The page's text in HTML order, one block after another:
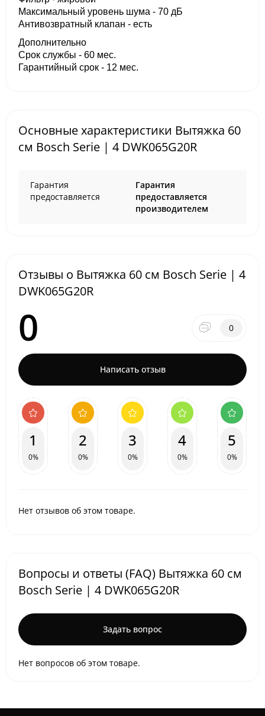
Максимальный уровень шума - 70 дБ
Антивозвратный клапан - есть
Дополнительно
Срок службы - 60 мес.
Гарантийный срок - 12 мес.
Основные характеристики Вытяжка 60
см Bosch Serie | 4 DWK065G20R
Гарантия
предоставляется
Гарантия
предоставляется
производителем
Отзывы о Вытяжка 60 см Bosch Serie | 4
DWK065G20R
0 0
Написать отзыв
1
0%
2
0%
3
0%
4
0%
5
0%
Нет отзывов об этом товаре.
Вопросы и ответы (FAQ) Вытяжка 60 см
Bosch Serie | 4 DWK065G20R
Задать вопрос
Нет вопросов об этом товаре.